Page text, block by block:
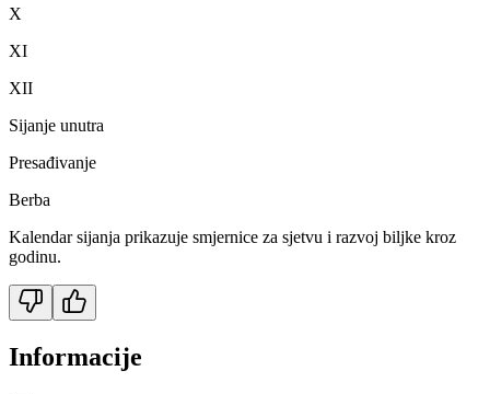
X
XI
XII
Sijanje unutra
Presađivanje
Berba
Kalendar sijanja prikazuje smjernice za sjetvu i razvoj biljke kroz
godinu.
Informacije